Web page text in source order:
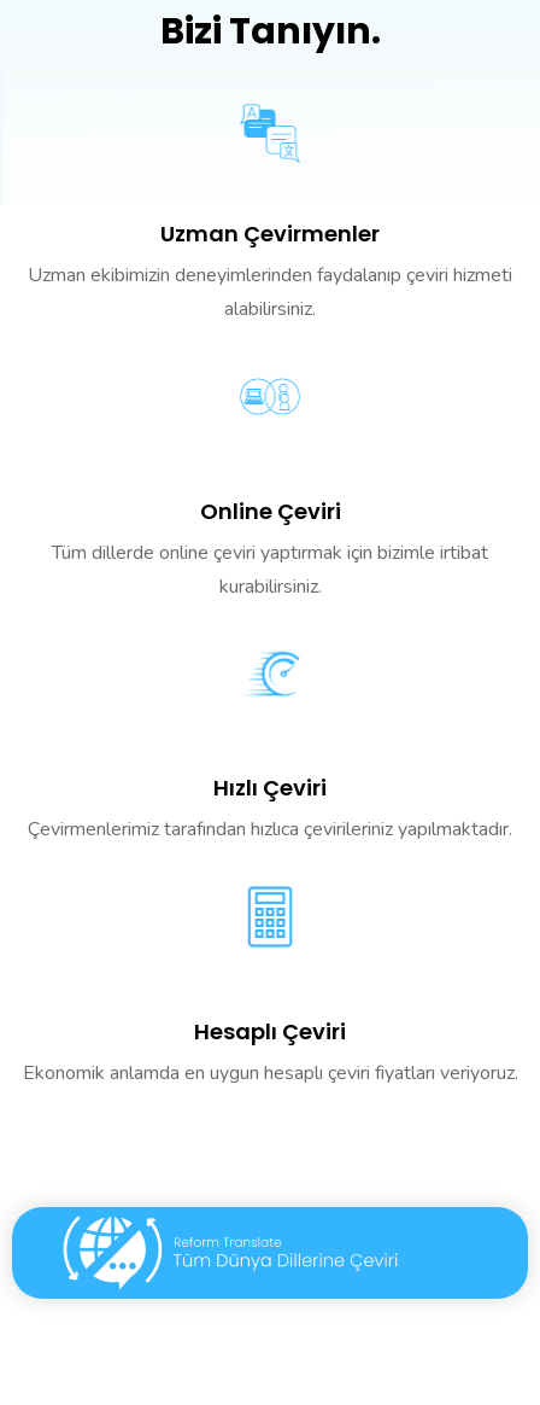
Bizi Tanıyın.
Uzman Çevirmenler
Uzman ekibimizin deneyimlerinden faydalanıp çeviri hizmeti
alabilirsiniz.
Online Çeviri
Tüm dillerde online çeviri yaptırmak için bizimle irtibat
kurabilirsiniz.
Hızlı Çeviri
Çevirmenlerimiz tarafından hızlıca çevirileriniz yapılmaktadır.
Hesaplı Çeviri
Ekonomik anlamda en uygun hesaplı çeviri fiyatları veriyoruz.